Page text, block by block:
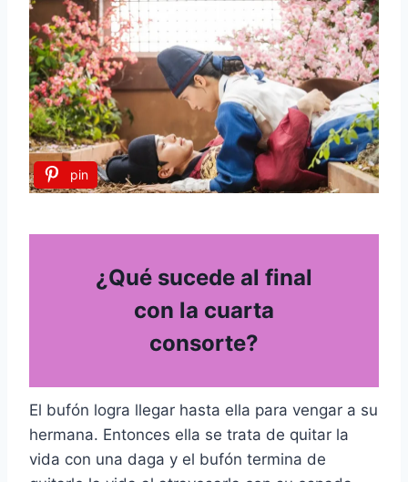
pin
¿Qué sucede al final
con la cuarta
consorte?
El bufón logra llegar hasta ella para vengar a su
hermana. Entonces ella se trata de quitar la
vida con una daga y el bufón termina de